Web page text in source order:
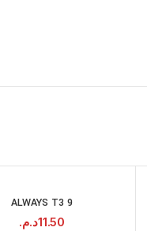
AJOUTER AU
PANIER
ALWAYS T3 9
11.50د.م.